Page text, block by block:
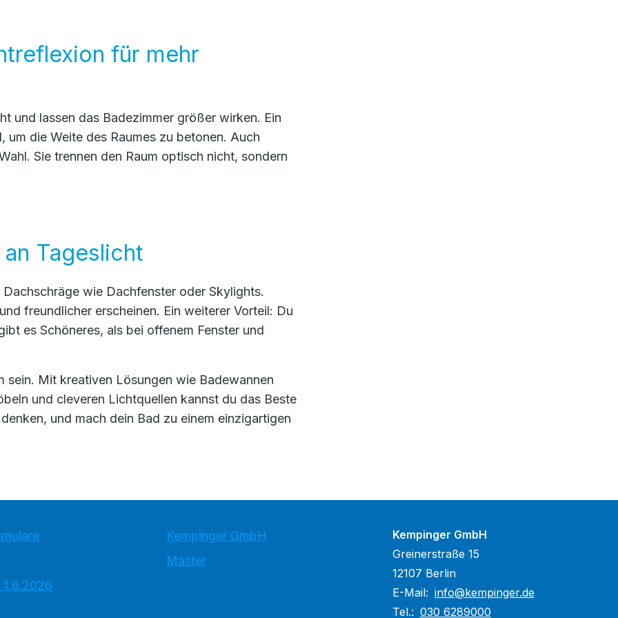
für mehr
und lassen das Badezimmer größer wirken. Ein
die Weite des Raumes zu betonen. Auch
Sie trennen den Raum optisch nicht, sondern
Tageslicht
wie Dachfenster oder Skylights.
freundlicher erscheinen. Ein weiterer Vorteil: Du
es Schöneres, als bei offenem Fenster und
sein. Mit kreativen Lösungen wie Badewannen
und cleveren Lichtquellen kannst du das Beste
und mach dein Bad zu einem einzigartigen
Kempinger GmbH
Master
Kempinger GmbH
Greinerstraße 15
12107 Berlin
E-Mail: info@kempinger.de
Tel.: 030 6289000